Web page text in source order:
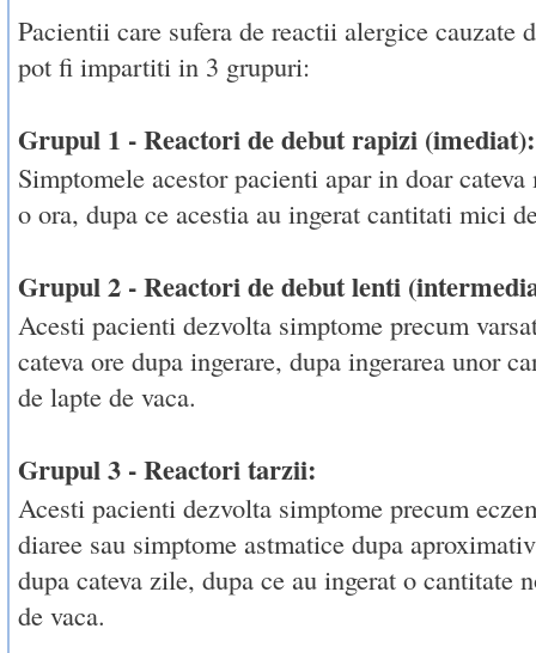
Pacientii care sufera de reactii alergice cauzate
pot fi impartiti in 3 grupuri:
Grupul 1 - Reactori de debut rapizi (imediat):
Simptomele acestor pacienti apar in doar cateva
o ora, dupa ce acestia au ingerat cantitati mici
Grupul 2 - Reactori de debut lenti
Acesti pacienti dezvolta simptome precum
cateva ore dupa ingerare, dupa ingerarea unor
de lapte de vaca.
Grupul 3 - Reactori tarzii:
Acesti pacienti dezvolta simptome precum
diaree sau simptome astmatice dupa
dupa cateva zile, dupa ce au ingerat o cantitate
de vaca.